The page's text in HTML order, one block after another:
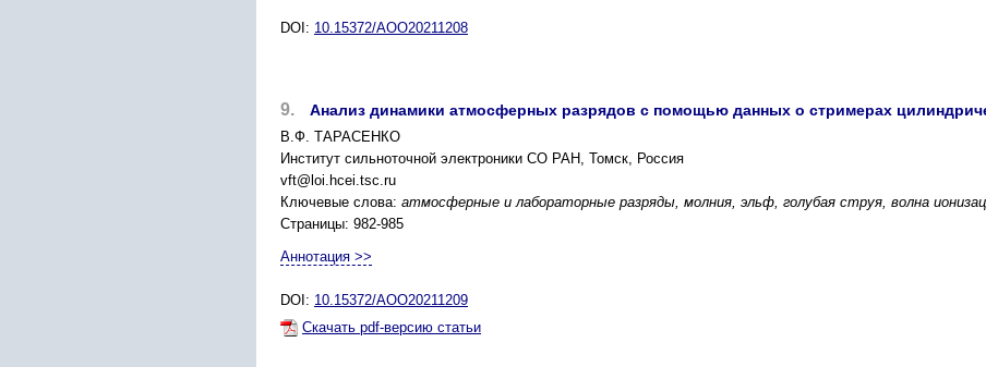
DOI: 10.15372/AOO20211208
9. Анализ динамики атмосферных разрядов с помощью данных о стримерах
В.Ф. ТАРАСЕНКО
Институт сильноточной электроники СО РАН, Томск, Россия
vft@loi.hcei.tsc.ru
Ключевые слова: атмосферные и лабораторные разряды, молния, эльф, голубая струя, волна
Страницы: 982-985
Аннотация >>
DOI: 10.15372/AOO20211209
Скачать pdf-версию статьи